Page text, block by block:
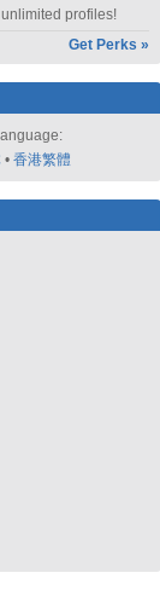
profiles!
Get Perks »
• 香港繁體